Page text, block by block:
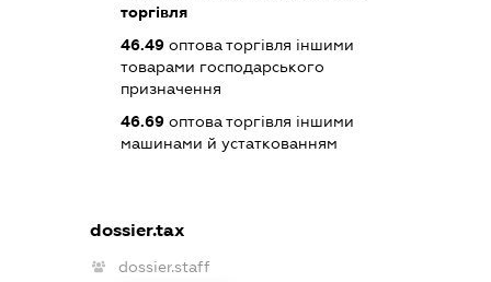
торгівля
46.49 оптова торгівля іншими
товарами господарського
призначення
46.69 оптова торгівля іншими
машинами й устаткованням
dossier.tax
dossier.staff